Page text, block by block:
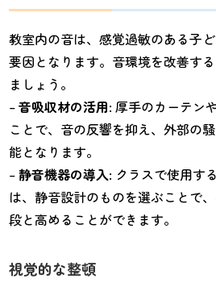
教室内の音は、感覚過敏のある子
要因となります。音環境を改善す
ましょう。
–音吸収材の活用: 厚手のカーテン
ことで、音の反響を抑え、外部の
能となります。
–静音機器の導入: クラスで使用す
は、静音設計のものを選ぶことで
段と高めることができます。
視覚的な整頓